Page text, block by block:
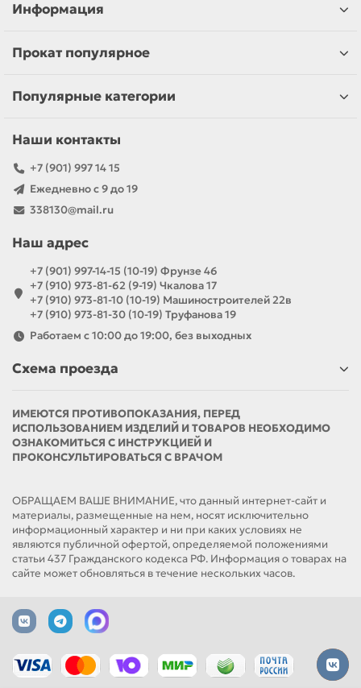
Информация
Прокат популярное
Популярные категории
Наши контакты
+7 (901) 997 14 15
Ежедневно с 9 до 19
338130@mail.ru
Наш адрес
+7 (901) 997-14-15 (10-19) Фрунзе 46
+7 (910) 973-81-62 (9-19) Чкалова 17
+7 (910) 973-81-10 (10-19) Машиностроителей 22в
+7 (910) 973-81-30 (10-19) Труфанова 19
Работаем с 10:00 до 19:00, без выходных
Схема проезда
ИМЕЮТСЯ ПРОТИВОПОКАЗАНИЯ, ПЕРЕД
ИСПОЛЬЗОВАНИЕМ ИЗДЕЛИЙ И ТОВАРОВ НЕОБХОДИМО
ОЗНАКОМИТЬСЯ С ИНСТРУКЦИЕЙ И
ПРОКОНСУЛЬТИРОВАТЬСЯ С ВРАЧОМ
ОБРАЩАЕМ ВАШЕ ВНИМАНИЕ, что данный интернет-сайт и
материалы, размещенные на нем, носят исключительно
информационный характер и ни при каких условиях не
являются публичной офертой, определяемой положениями
статьи 437 Гражданского кодекса РФ. Информация о товарах на
сайте может обновляться в течение нескольких часов.